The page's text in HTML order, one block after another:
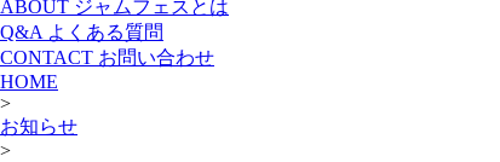
ABOUT ジャムフェスとは
Q&A よくある質問
CONTACT お問い合わせ
HOME
>
お知らせ
>